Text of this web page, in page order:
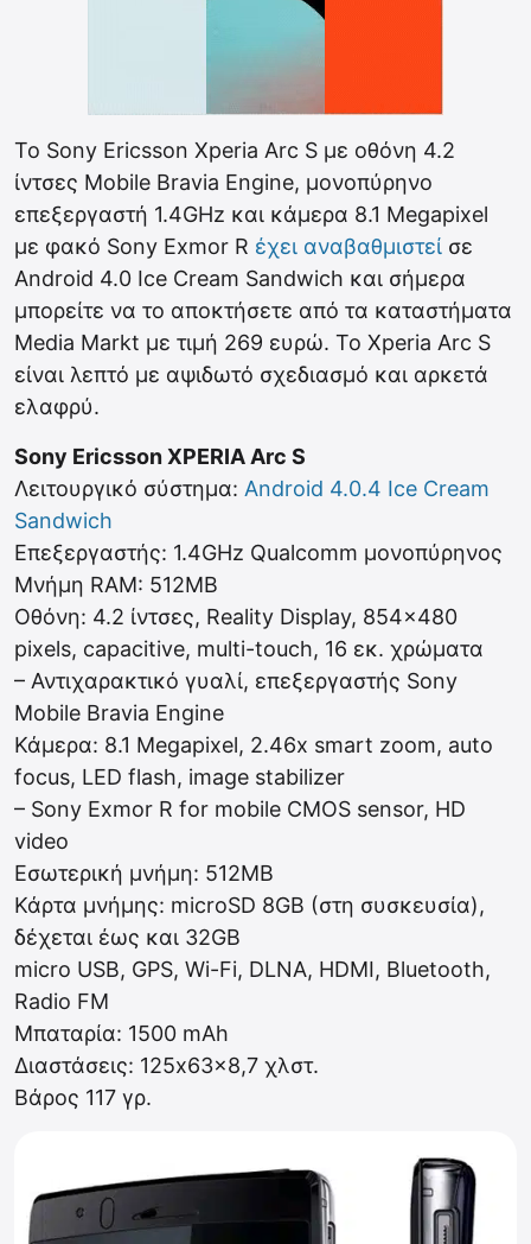
To Sony Ericsson Xperia Arc S με οθόνη 4.2
ίντσες Mobile Bravia Engine, μονοπύρηνο
επεξεργαστή 1.4GHz και κάμερα 8.1 Megapixel
με φακό Sony Exmor R έχει αναβαθμιστεί σε
Android 4.0 Ice Cream Sandwich και σήμερα
μπορείτε να το αποκτήσετε από τα καταστήματα
Media Markt με τιμή 269 ευρώ. Το Xperia Arc S
είναι λεπτό με αψιδωτό σχεδιασμό και αρκετά
ελαφρύ.
Sony Ericsson XPERIA Arc S
Λειτουργικό σύστημα: Android 4.0.4 Ice Cream
Sandwich
Επεξεργαστής: 1.4GHz Qualcomm μονοπύρηνος
Μνήμη RAM: 512MB
Οθόνη: 4.2 ίντσες, Reality Display, 854×480
pixels, capacitive, multi-touch, 16 εκ. χρώματα
– Αντιχαρακτικό γυαλί, επεξεργαστής Sony
Mobile Bravia Engine
Κάμερα: 8.1 Megapixel, 2.46x smart zoom, auto
focus, LED flash, image stabilizer
– Sony Exmor R for mobile CMOS sensor, HD
video
Εσωτερική μνήμη: 512MB
Κάρτα μνήμης: microSD 8GB (στη συσκευσία),
δέχεται έως και 32GB
micro USB, GPS, Wi-Fi, DLNA, HDMI, Bluetooth,
Radio FM
Μπαταρία: 1500 mAh
Διαστάσεις: 125x63x8,7 χλστ.
Βάρος 117 γρ.